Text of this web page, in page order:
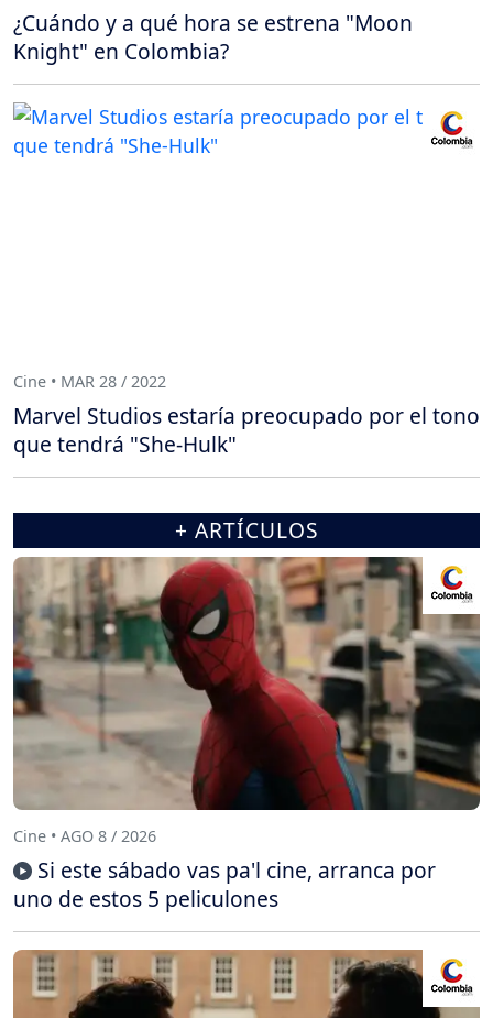
¿Cuándo y a qué hora se estrena "Moon
Knight" en Colombia?
Cine • MAR 28 / 2022
Marvel Studios estaría preocupado por el tono
que tendrá "She-Hulk"
+ ARTÍCULOS
Cine • AGO 8 / 2026
Si este sábado vas pa'l cine, arranca por
uno de estos 5 peliculones